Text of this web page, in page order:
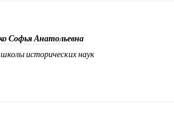
Софья Анатольевна
исторических наук